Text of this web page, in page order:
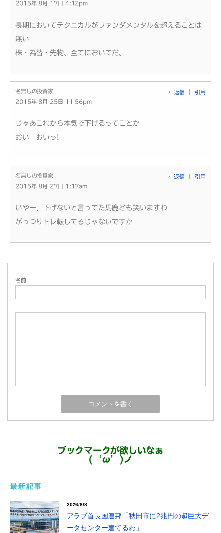
2015年 8月 17日 4:12pm
長期においてテクニカルがファンダメンタルを超えることは
無い
株・為替・先物、全てにおいてだ。
名無しの投資家
2015年 8月 25日 11:56pm
返信 引用
じゃあこれから本気で下げるってことか
おい おいっ!
名無しの投資家
2015年 8月 27日 1:17am
返信 引用
いやー、下げないと言ってた馬鹿ども笑いますわ
がっつりトレ転してるじゃないですか
名前
ブックマークが欲しいなぁ
(‘ω’)ノ
最新記事
2026/8/8
アラブ首長国連邦「秋田市に2兆円の超巨大デ
ータセンター建てるわ」